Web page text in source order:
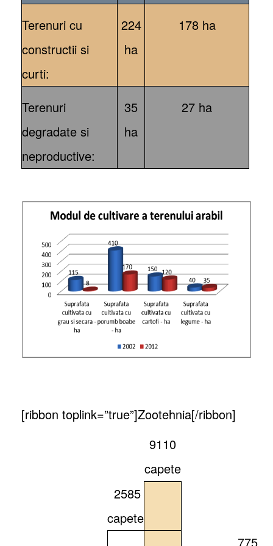
Terenuri cu
constructii si
curti:
224
ha
178 ha
Terenuri
degradate si
neproductive:
35
ha
27 ha
[ribbon toplink=”true”]Zootehnia[/ribbon]
9110
capete
2585
capete
775